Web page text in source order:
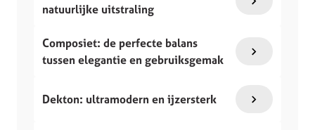
natuurlijke uitstraling
Composiet: de perfecte balans
tussen elegantie en gebruiksgemak
Dekton: ultramodern en ijzersterk